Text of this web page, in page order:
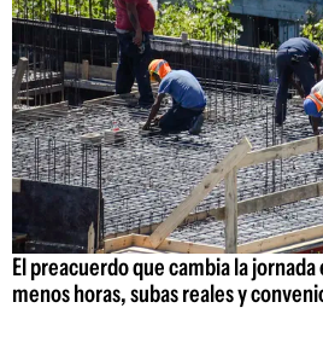
El preacuerdo que cambia la
menos horas, subas reales y